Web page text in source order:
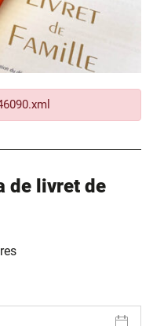
de livret de